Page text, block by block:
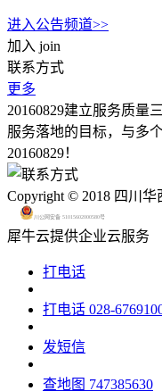
进入公告频道>>
加入 join
联系方式
更多
20160829建立服务质量
服务落地的目标，与多
20160829！
Copyright © 2018 四川
川公网安备 51015602000580号
犀牛云提供企业云服务
打电话
打电话 028-
发短信
查地图 747385630